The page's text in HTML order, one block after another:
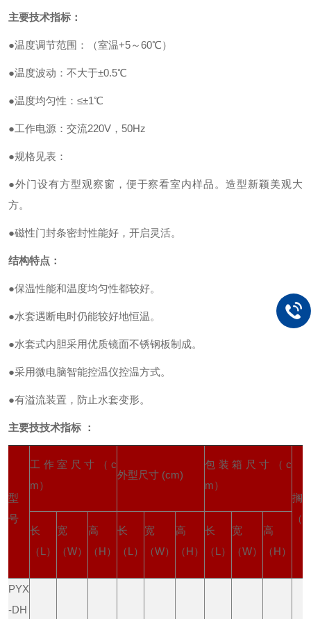
主要技术指标：
●温度调节范围：（室温+5～60℃）
●温度波动：不大于±0.5℃
●温度均匀性：≤±1℃
●工作电源：交流220V，50Hz
●规格见表：
●外门设有方型观察窗，便于察看室内样品。造型新颖美观大
方。
●磁性门封条密封性能好，开启灵活。
结构特点：
●保温性能和温度均匀性都较好。
●水套遇断电时仍能较好地恒温。
●水套式内胆采用优质镜面不锈钢板制成。
●采用微电脑智能控温仪控温方式。
●有溢流装置，防止水套变形。
主要技技术指标 ：
型
号
工作室尺寸（ c
m）
外型尺寸 (cm)
包装箱尺寸（ c
m）
搁
（
长
（L ）
宽
（W）
高
（H）
长
（L ）
宽
（W）
高
（H）
长
（L ）
宽
（W）
高
（H）
PYX
-DH